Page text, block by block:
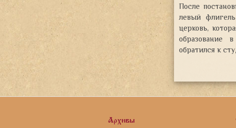
После
левый
церковь,
образование
обратился к
Архивы